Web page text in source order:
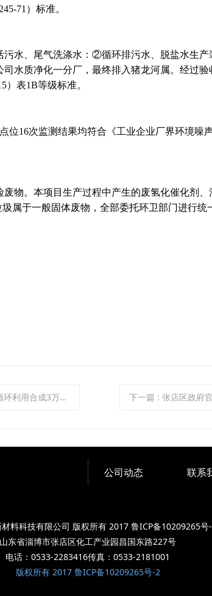
71）标准。
水、尾气洗涤水：②循环排污水、脱盐水生产
水质净化一分厂，最终排入猪龙河属。经过
）表1B等级标准。
位16次监测结果均符合《工业企业厂界环境噪
物。本项目生产过程中产生的废氢化催化剂、
属于一般固体废物，全部委托环卫部门进行统
烷项目竣工试生产公示 下一篇 : 张店区政府
公司动态 联系
料科技有限公司 版权所有 2017 鲁ICP备10209265号
山东省淄博市张店区化工产业园昌国东路227号
电话：0533-2283416传真：0533-2181001
版权所有 2017 鲁ICP备10209265号-2